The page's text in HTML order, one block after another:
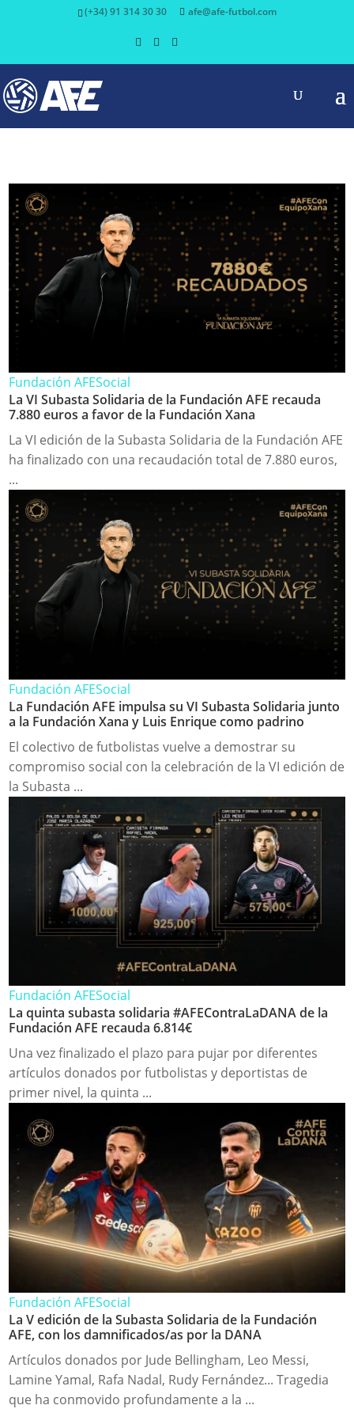
(+34) 91 314 30 30 afe@afe-futbol.com
Fundación AFESocial
La VI Subasta Solidaria de la Fundación AFE recauda
7.880 euros a favor de la Fundación Xana
La VI edición de la Subasta Solidaria de la Fundación AFE
ha finalizado con una recaudación total de 7.880 euros,
...
Fundación AFESocial
La Fundación AFE impulsa su VI Subasta Solidaria junto
a la Fundación Xana y Luis Enrique como padrino
El colectivo de futbolistas vuelve a demostrar su
compromiso social con la celebración de la VI edición de
la Subasta ...
Fundación AFESocial
La quinta subasta solidaria #AFEContraLaDANA de la
Fundación AFE recauda 6.814€
Una vez finalizado el plazo para pujar por diferentes
artículos donados por futbolistas y deportistas de
primer nivel, la quinta ...
Fundación AFESocial
La V edición de la Subasta Solidaria de la Fundación
AFE, con los damnificados/as por la DANA
Artículos donados por Jude Bellingham, Leo Messi,
Lamine Yamal, Rafa Nadal, Rudy Fernández... Tragedia
que ha conmovido profundamente a la ...